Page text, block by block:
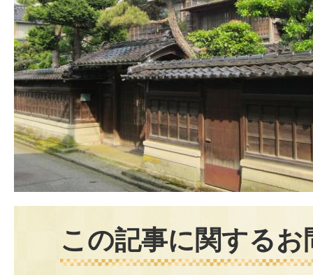
この記事に関する